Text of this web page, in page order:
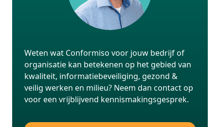
Weten wat Conformiso voor jouw bedrijf of
organisatie kan betekenen op het gebied van
kwaliteit, informatiebeveiliging, gezond &
veilig werken en milieu? Neem dan contact op
voor een vrijblijvend kennismakingsgesprek.